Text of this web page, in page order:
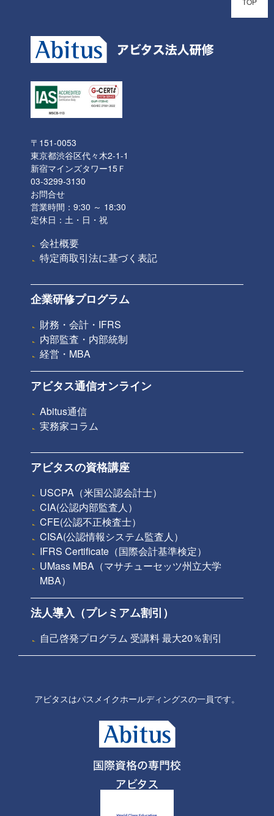
〒151-0053
東京都渋谷区代々木2-1-1
新宿マインズタワー15Ｆ
03-3299-3130
お問合せ
営業時間：9:30 ～ 18:30
定休日：土・日・祝
会社概要
特定商取引法に基づく表記
企業研修プログラム
財務・会計・IFRS
内部監査・内部統制
経営・MBA
アビタス通信オンライン
Abitus通信
実務家コラム
アビタスの資格講座
USCPA（米国公認会計士）
CIA(公認内部監査人）
CFE(公認不正検査士）
CISA(公認情報システム監査人）
IFRS Certificate（国際会計基準検定）
UMass MBA（マサチューセッツ州立大学
MBA）
法人導入（プレミアム割引）
自己啓発プログラム 受講料 最大20％割引
アビタスはパスメイクホールディングスの一員です。